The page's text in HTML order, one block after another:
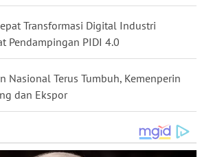
Transformasi Digital Industri
Pendampingan PIDI 4.0
Nasional Terus Tumbuh, Kemenperin
dan Ekspor